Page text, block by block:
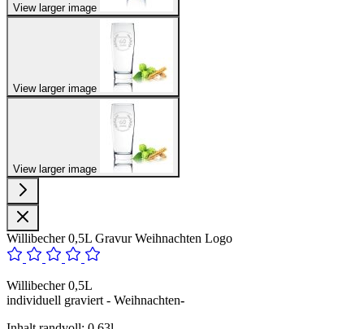
View larger image
View larger image
View larger image
Willibecher 0,5L Gravur Weihnachten Logo
Willibecher 0,5L
individuell graviert - Weihnachten-